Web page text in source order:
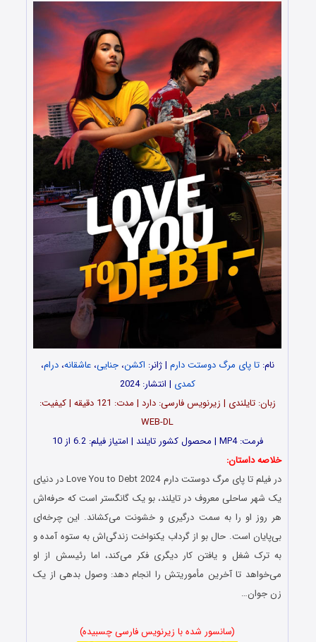
نام:تا پای مرگ دوستت دارم | ژانر: اکشن،جنایی،عاشقانه،درام،
کمدی | انتشار: 2024
زبان: تایلندی | زیرنویس فارسی: دارد | مدت: 121 دقیقه | کیفیت:
WEB-DL
فرمت: MP4 | محصول کشور تایلند | امتیاز فیلم: 6.2 از 10
خلاصه داستان:
در فیلم تا پای مرگ دوستت دارم Love You to Debt 2024 در دنیای
یک شهر ساحلی معروف در تایلند، بو یک گانگستر است که حرفه‌اش
هر روز او را به سمت درگیری و خشونت می‌کشاند. این چرخه‌ای
بی‌پایان است. حال بو از گرداب یکنواخت زندگی‌اش به ستوه آمده و
به ترک شغل و یافتن کار دیگری فکر می‌کند، اما رئیسش از او
می‌خواهد تا آخرین مأموریتش را انجام دهد: وصول بدهی از یک
زن جوان…
(سانسور شده با زیرنویس فارسی چسبیده)